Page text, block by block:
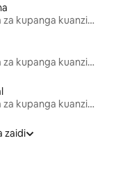
Nyumba za kupanga kuanzia mwezi mmoja
Nyumba za kupanga kuanzia mwezi mmoja
Nyumba za kupanga kuanzia mwezi mmoja
zaidi